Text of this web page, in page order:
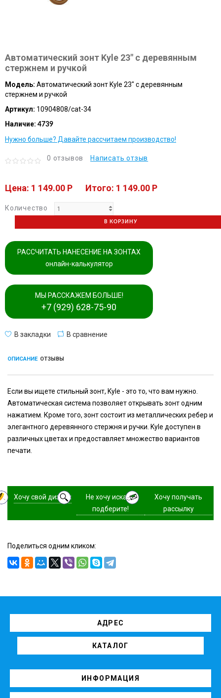
Автоматический зонт Kyle 23" с деревянным
стержнем и ручкой
Модель: Автоматический зонт Kyle 23" с деревянным
стержнем и ручкой
Артикул: 10904808/cat-34
Наличие: 4739
Нужно больше? Давайте рассчитаем производство!
0 отзывов Написать отзыв
Цена: 1 149.00 P Итого: 1 149.00 P
Количество
В КОРЗИНУ
РАССЧИТАТЬ НАНЕСЕНИЕ НА ЗОНТАХ
онлайн-калькулятор
МЫ РАССКАЖЕМ БОЛЬШЕ!
+7 (929) 628-75-90
В закладки В сравнение
ОПИСАНИЕ ОТЗЫВЫ
Если вы ищете стильный зонт, Kyle - это то, что вам нужно.
Автоматическая система позволяет открывать зонт одним
нажатием. Кроме того, зонт состоит из металлических ребер и
элегантного деревянного стержня и ручки. Kyle доступен в
различных цветах и предоставляет множество вариантов
печати.
Хочу свой дизайн
Не хочу искать,
подберите!
Хочу получать
рассылку
Поделиться одним кликом:
АДРЕС
КАТАЛОГ
ИНФОРМАЦИЯ